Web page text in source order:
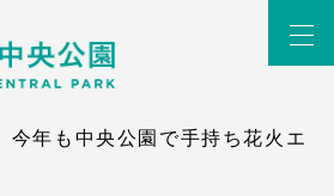
今年も中央公園で手持ち花火エ